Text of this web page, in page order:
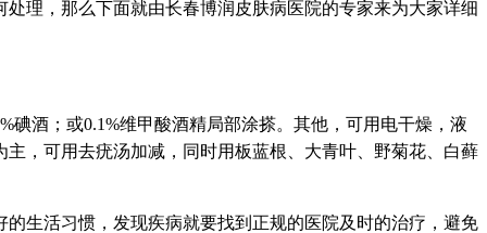
理，那么下面就由长春博润皮肤病医院的专家来为大家详细
酒；或0.1%维甲酸酒精局部涂搽。其他，可用电干燥，液
，可用去疣汤加减，同时用板蓝根、大青叶、野菊花、白藓
生活习惯，发现疾病就要找到正规的医院及时的治疗，避免